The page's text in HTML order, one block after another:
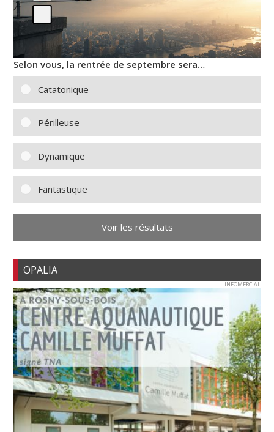
Selon vous, la rentrée de septembre sera…
Catatonique
Périlleuse
Dynamique
Fantastique
Voir les résultats
OPALIA
INFOMERCIAL